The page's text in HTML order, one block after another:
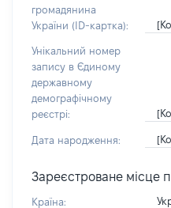
громадянина
України (ID-картка):
Унікальний номер
запису в Єдиному
державному
демографічному
реєстрі:
Дата народження:
Зареєстроване місце
Країна: